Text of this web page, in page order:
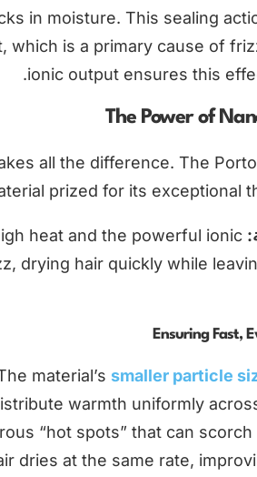
in moisture. This sealing
is a primary cause of
ionic output ensures this
The Power of
all the difference. The
prized for its exceptional
heat and the powerful ionic
drying hair quickly while
Ensuring Fast,
material’s smaller particle
warmth uniformly
“hot spots” that can scorch
dries at the same rate,